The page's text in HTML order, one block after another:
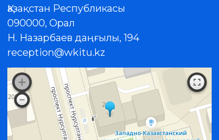
Қазақстан Республикасы
090000, Орал
Н. Назарбаев даңғылы, 194
reception@wkitu.kz